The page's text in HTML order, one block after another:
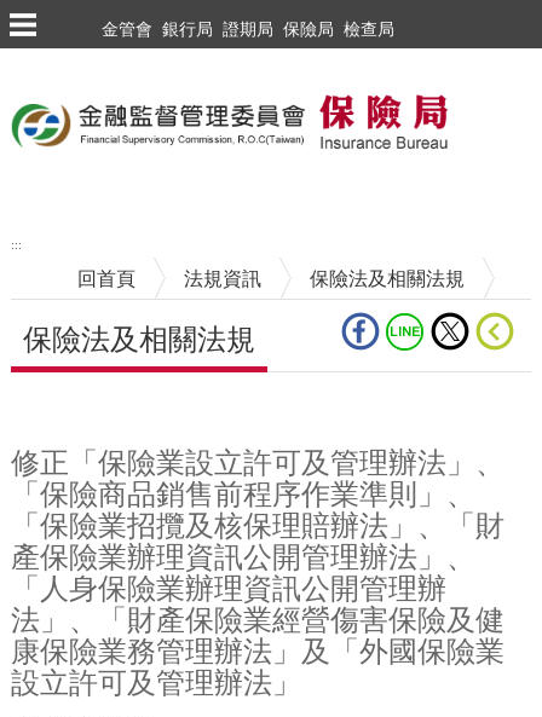
跳到主要內容區塊
金管會 銀行局 證期局 保險局 檢查局
:::
回首頁 法規資訊 保險法及相關法規
保險法及相關法規
修正「保險業設立許可及管理辦法」、
「保險商品銷售前程序作業準則」、
「保險業招攬及核保理賠辦法」、「財
產保險業辦理資訊公開管理辦法」、
「人身保險業辦理資訊公開管理辦
法」、「財產保險業經營傷害保險及健
康保險業務管理辦法」及「外國保險業
設立許可及管理辦法」